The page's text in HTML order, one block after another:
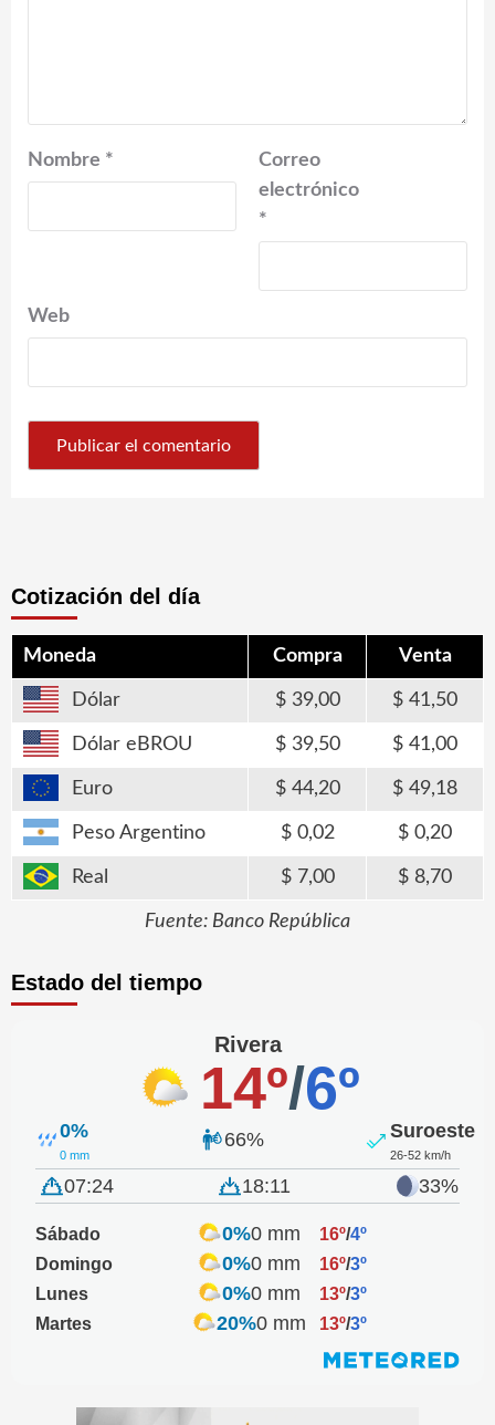
Nombre *
Correo
electrónico
*
Web
Cotización del día
Moneda Compra Venta
Dólar 39,00 41,50
Dólar eBROU 39,50 41,00
Euro 44,20 49,18
Peso Argentino 0,02 0,20
Real 7,00 8,70
Fuente: Banco República
Estado del tiempo
Rivera
14º/6º
0%
0 mm
66% Suroeste
26-52 km/h
07:24 18:11 33%
Sábado 0%0 mm 16º/4º
Domingo
0%0 mm 16º/3º
Lunes
0%0 mm 13º/3º
Martes
20%0 mm 13º/3º